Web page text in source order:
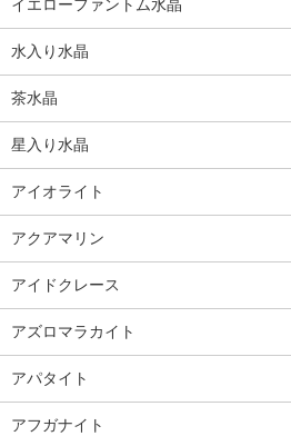
イエローファントム水晶
水入り水晶
茶水晶
星入り水晶
アイオライト
アクアマリン
アイドクレース
アズロマラカイト
アパタイト
アフガナイト